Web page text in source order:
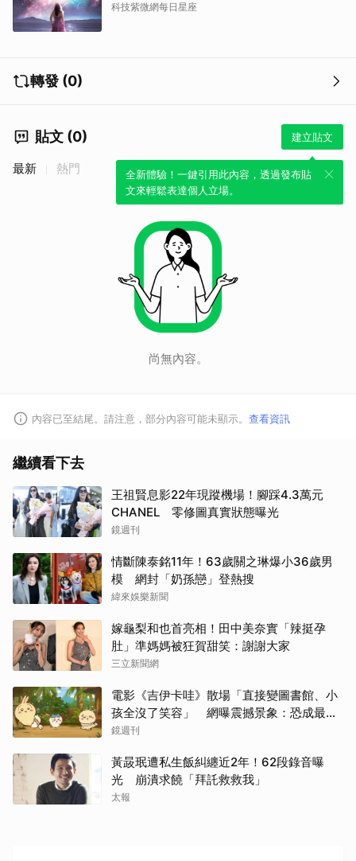
科技紫微網每日星座
轉發 (0)
貼文 (0) 建立貼文
全新體驗！一鍵引用此內容，透過發布貼
文來輕鬆表達個人立場。
最新 熱門
尚無內容。
內容已至結尾。請注意，部分內容可能未顯示。 查看資訊
繼續看下去
王祖賢息影22年現蹤機場！腳踩4.3萬元
CHANEL 零修圖真實狀態曝光
鏡週刊
情斷陳泰銘11年！63歲關之琳爆小36歲男
模 網封「奶孫戀」登熱搜
緯來娛樂新聞
嫁龜梨和也首亮相！田中美奈實「辣挺孕
肚」準媽媽被狂賀甜笑：謝謝大家
三立新聞網
電影《吉伊卡哇》散場「直接變圖書館、小
孩全沒了笑容」 網曝震撼景象：恐成最新
童年陰影
鏡週刊
黃晸珉遭私生飯糾纏近2年！62段錄音曝
光 崩潰求饒「拜託救救我」
太報